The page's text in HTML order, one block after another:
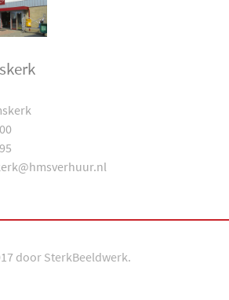
doorSterkBeeldwerk.